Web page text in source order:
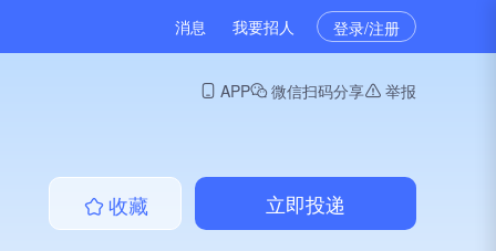
消息 我要招人 登录/注册
APP 微信扫码分享 举报
收藏 立即投递